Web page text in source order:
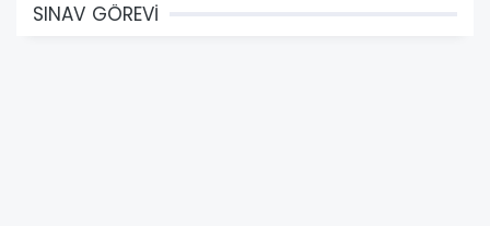
SINAV GÖREVİ